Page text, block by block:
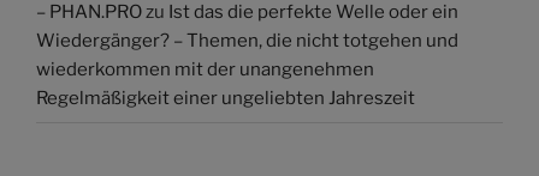
– PHAN.PROzu Ist das die perfekte Welle oder ein
Wiedergänger? – Themen, die nicht totgehen und
wiederkommen mit der unangenehmen
Regelmäßigkeit einer ungeliebten Jahreszeit